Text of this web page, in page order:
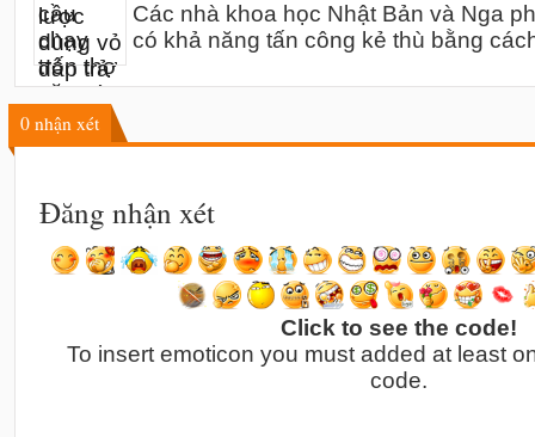
Các nhà khoa học Nhật Bản và Nga
có khả năng tấn công kẻ thù bằng
0 nhận xét
Đăng nhận xét
Click to see the code!
To insert emoticon you must added at least
code.